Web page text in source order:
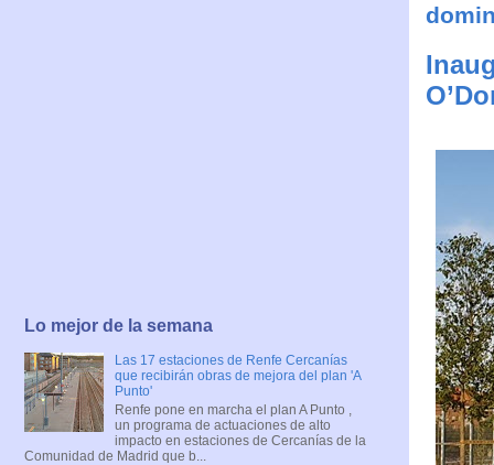
Lo mejor de la semana
Las 17 estaciones de Renfe Cercanías
que recibirán obras de mejora del plan 'A
Punto'
Renfe pone en marcha el plan A Punto ,
un programa de actuaciones de alto
impacto en estaciones de Cercanías de la
Comunidad de Madrid que b...